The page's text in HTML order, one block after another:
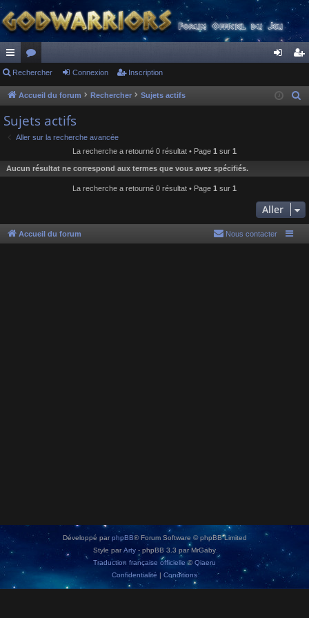
ac
co
ur
ci
or
u
s
ne cri
Rechercher Connexion Inscription
Accueil du forum Rechercher Sujets actifs
h
e
Sujets actifs
Aller sur la recherche avancée
La recherche a retourné 0 résultat • Page 1 sur 1
Aucun résultat ne correspond aux termes que vous avez spécifiés.
La recherche a retourné 0 résultat • Page 1 sur 1
Aller
Accueil du forum Nous contacter
Développé par phpBB® Forum Software © phpBB Limited
Style parArty - phpBB 3.3 par MrGaby
Traduction française officielle ©Qiaeru
Confidentialité | Conditions